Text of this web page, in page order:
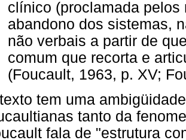
clínico (proclamada
abandono dos sistemas,
não verbais a partir de
comum que recorta e
(Foucault, 1963, p. XV;
tem uma
tanto da
fala de "estrutura